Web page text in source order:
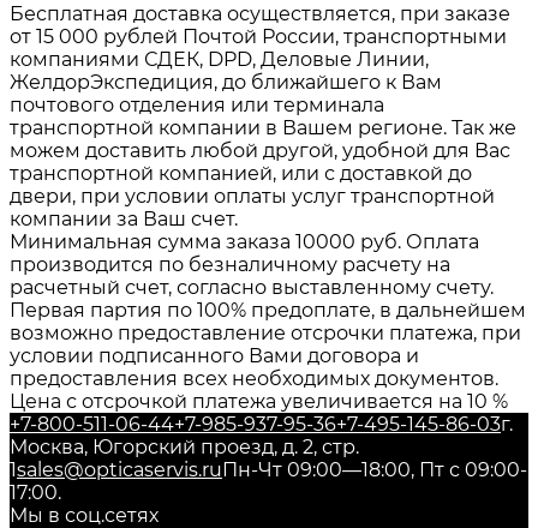
Бесплатная доставка осуществляется, при заказе
от 15 000 рублей Почтой России, транспортными
компаниями СДЕК, DPD, Деловые Линии,
ЖелдорЭкспедиция, до ближайшего к Вам
почтового отделения или терминала
транспортной компании в Вашем регионе. Так же
можем доставить любой другой, удобной для Вас
транспортной компанией, или с доставкой до
двери, при условии оплаты услуг транспортной
компании за Ваш счет.
Минимальная сумма заказа 10000 руб. Оплата
производится по безналичному расчету на
расчетный счет, согласно выставленному счету.
Первая партия по 100% предоплате, в дальнейшем
возможно предоставление отсрочки платежа, при
условии подписанного Вами договора и
предоставления всех необходимых документов.
Цена с отсрочкой платежа увеличивается на 10 %
+7-800-511-06-44+7-985-937-95-36+7-495-145-86-03г.
Москва, Югорский проезд, д. 2, стр.
1sales@opticaservis.ruПн-Чт 09:00—18:00, Пт с 09:00-
17:00.
Мы в соц.сетях